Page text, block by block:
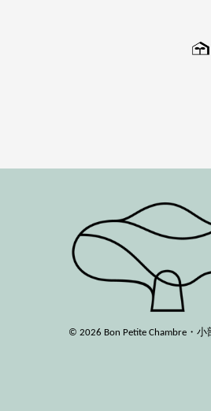
© 2026 Bon Petite Chambre・